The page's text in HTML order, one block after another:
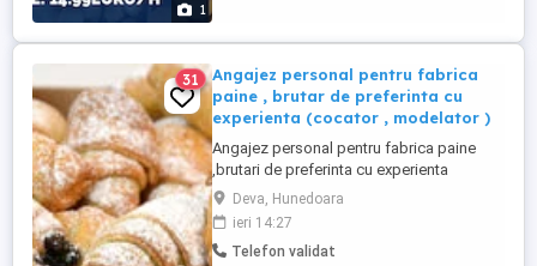
1
31
Angajez personal pentru fabrica
paine , brutar de preferinta cu
experienta (cocator , modelator )
Angajez personal pentru fabrica paine
,brutari de preferinta cu experienta
(barbati ptr cuptor , modelatori femei sau
barbati ) cit si personal necalificat .
Conditii salariale bune si alte beneficii . Se
cere Seriozitate si constiintiozitate .
Deva, Hunedoara
ieri 14:27
Telefon validat